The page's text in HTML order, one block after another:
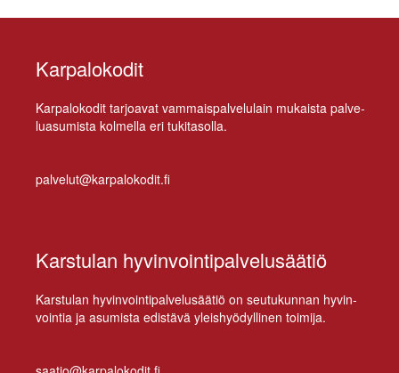
Karpalokodit
Kar­pa­lo­ko­dit tar­joa­vat vam­mais­pal­ve­lu­lain mu­kais­ta pal­ve­
lua­su­mis­ta kol­mel­la eri tukitasolla.
palvelut@karpalokodit.fi
Karstulan hyvinvointipalvelusäätiö
Kars­tu­lan hy­vin­voin­ti­pal­ve­lusää­tiö on seu­tu­kun­nan hy­vin­
voin­tia ja asu­mis­ta edis­tä­vä yleis­hyö­dyl­li­nen toimija.